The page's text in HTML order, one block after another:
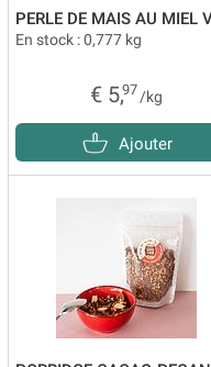
En stock : 0,777 kg
€ 5,97 /kg
Ajouter